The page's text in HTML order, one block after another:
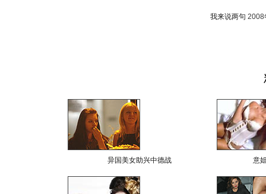
我来说两句 2008
异国美女助兴中德战 意